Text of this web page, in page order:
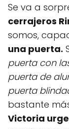
Se va a
cerrajeros
somos,
una puerta.
puerta con
puerta de
puerta
bastante
Victoria